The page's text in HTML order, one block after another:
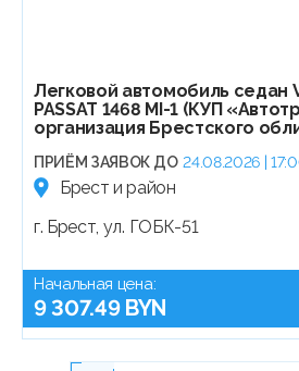
Легковой автомобиль седан
PASSAT 1468 MI-1 (КУП
организация Брестского
ПРИЁМ ЗАЯВОК ДО 24.08.2026 |
Брест и район
г. Брест, ул. ГОБК-51
Начальная цена:
9 307.49 BYN